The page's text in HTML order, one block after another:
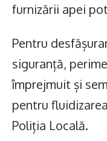
furnizării apei
Pentru
siguranță,
împrejmuit și
pentru
Poliția Locală.